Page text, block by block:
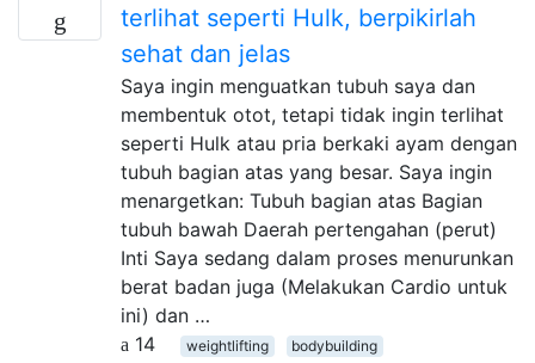
terlihat seperti Hulk, berpikirlah
sehat dan jelas
Saya ingin menguatkan tubuh saya dan
membentuk otot, tetapi tidak ingin terlihat
seperti Hulk atau pria berkaki ayam dengan
tubuh bagian atas yang besar. Saya ingin
menargetkan: Tubuh bagian atas Bagian
tubuh bawah Daerah pertengahan (perut)
Inti Saya sedang dalam proses menurunkan
berat badan juga (Melakukan Cardio untuk
ini) dan …
14
weightlifting
bodybuilding